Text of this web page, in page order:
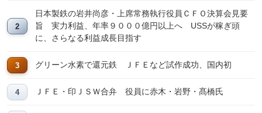
日本製鉄の岩井尚彦・上席常務執行役員ＣＦＯ決算会見要
旨 実力利益、年率９０００億円以上へ USSが稼ぎ頭
に、さらなる利益成長目指す
グリーン水素で還元鉄 ＪＦＥなど試作成功、国内初
ＪＦＥ・印ＪＳＷ合弁 役員に赤木・岩野・髙橋氏